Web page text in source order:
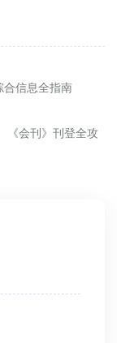
合信息全指南
《会刊》刊登全攻